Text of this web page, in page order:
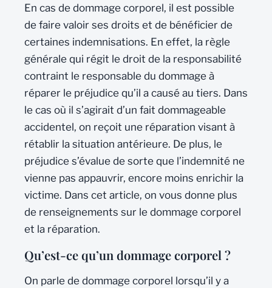
En cas de dommage corporel, il est possible
de faire valoir ses droits et de bénéficier de
certaines indemnisations. En effet, la règle
générale qui régit le droit de la responsabilité
contraint le responsable du dommage à
réparer le préjudice qu’il a causé au tiers. Dans
le cas où il s’agirait d’un fait dommageable
accidentel, on reçoit une réparation visant à
rétablir la situation antérieure. De plus, le
préjudice s’évalue de sorte que l’indemnité ne
vienne pas appauvrir, encore moins enrichir la
victime. Dans cet article, on vous donne plus
de renseignements sur le dommage corporel
et la réparation.
Qu’est-ce qu’un dommage corporel ?
On parle de dommage corporel lorsqu’il y a